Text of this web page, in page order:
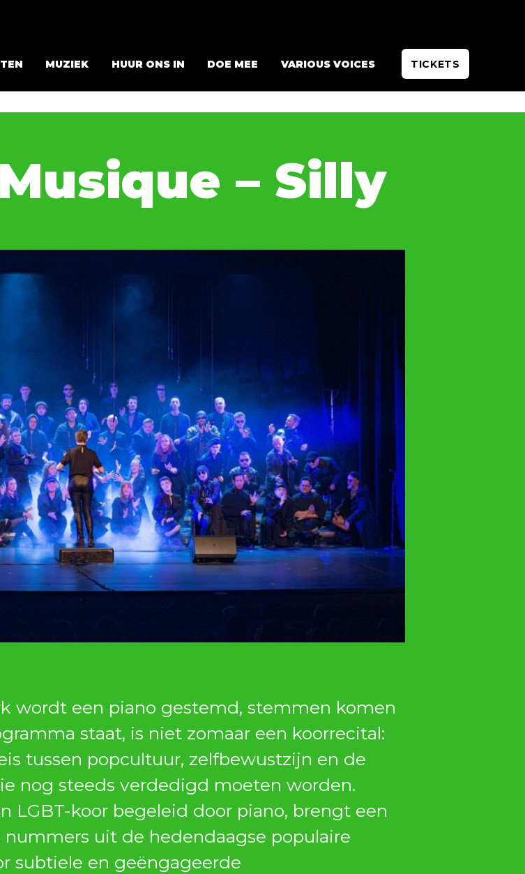
MUZIEK HUUR ONS IN DOE MEE VARIOUS VOICES TICKETS
– Silly
wordt een piano gestemd, stemmen komen
staat, is niet zomaar een koorrecital:
tussen popcultuur, zelfbewustzijn en de
nog steeds verdedigd moeten worden.
LGBT-koor begeleid door piano, brengt een
uit de hedendaagse populaire
subtiele en geëngageerde